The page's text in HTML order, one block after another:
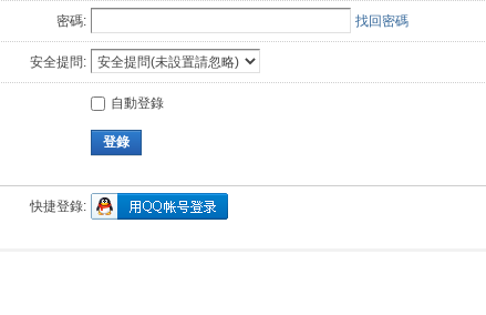
密碼: 找回密碼
安全提問:
自動登錄
登錄
快捷登錄: